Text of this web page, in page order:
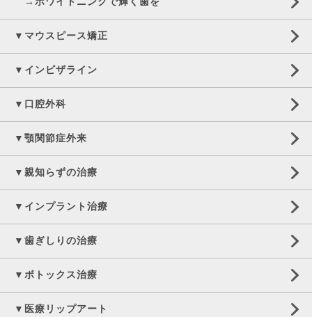
▼マウスピース矯正
▼インビザライン
▼口腔外科
▼顎関節症外来
▼親知らずの治療
▼インプラント治療
▼歯ぎしりの治療
▼ボトックス治療
▼医療リップアート